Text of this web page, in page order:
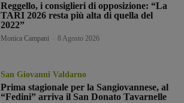
Reggello, i consiglieri di opposizione: “La
TARI 2026 resta più alta di quella del
2022”
Monica Campani 8 Agosto 2026
San Giovanni Valdarno
Prima stagionale per la Sangiovannese, al
“Fedini” arriva il San Donato Tavarnelle